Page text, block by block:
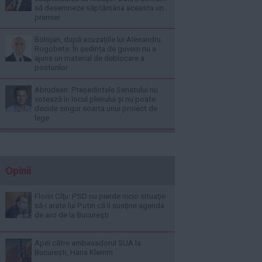
să desemneze săptămâna aceasta un
premier
Bolojan, după acuzațiile lui Alexandru
Rogobete: În ședința de guvern nu a
ajuns un material de deblocare a
posturilor
Abrudean: Președintele Senatului nu
votează în locul plenului și nu poate
decide singur soarta unui proiect de
lege
Opinii
Florin Cîţu: PSD nu pierde nicio situaţie
să-i arate lui Putin că îi susţine agenda
de aici de la Bucureşti
Apel către ambasadorul SUA la
București, Hans Klemm